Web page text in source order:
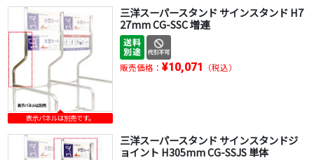
表示パネルは別売です。
三洋スーパースタンド サインスタンド H7
27mm CG-SSC 増連
販売価格： ¥10,071 （税込）
三洋スーパースタンド サインスタンドジ
ョイント H305mm CG-SSJS 単体